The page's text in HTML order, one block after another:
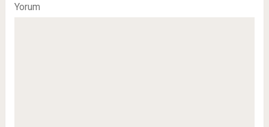
Yorum